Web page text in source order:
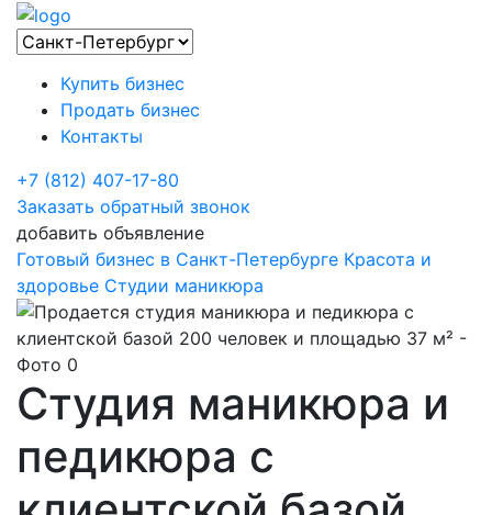
Купить бизнес
Продать бизнес
Контакты
+7 (812) 407-17-80
Заказать обратный звонок
добавить объявление
Готовый бизнес в Санкт-Петербурге Красота и
здоровье Студии маникюра
Cтудия маникюра и
педикюра с